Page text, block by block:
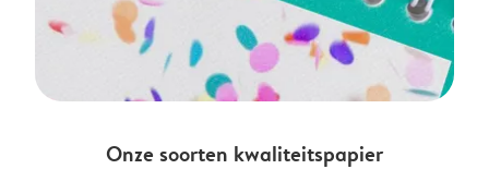
Onze soorten kwaliteitspapier